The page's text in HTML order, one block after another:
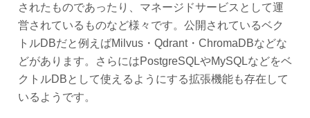
されたものであったり、マネージドサービスとして運
営されているものなど様々です。公開されているベク
トルDBだと例えばMilvus・Qdrant・ChromaDBなどな
どがあります。さらにはPostgreSQLやMySQLなどをベ
クトルDBとして使えるようにする拡張機能も存在して
いるようです。